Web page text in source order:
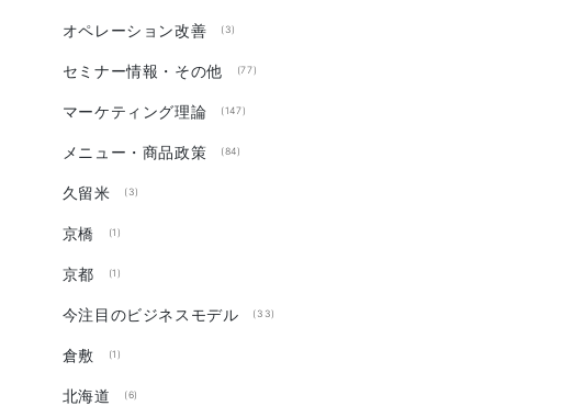
オペレーション改善 (3)
セミナー情報・その他 (77)
マーケティング理論 (147)
メニュー・商品政策 (84)
久留米 (3)
京橋 (1)
京都 (1)
今注目のビジネスモデル (33)
倉敷 (1)
北海道 (6)